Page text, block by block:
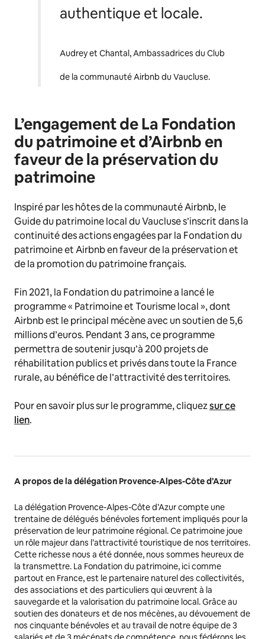
authentique et locale.
Audrey et Chantal, Ambassadrices du Club
de la communauté Airbnb du Vaucluse.
L’engagement de La Fondation
du patrimoine et d’Airbnb en
faveur de la préservation du
patrimoine
Inspiré par les hôtes de la communauté Airbnb,le
Guide du patrimoine local du Vaucluses’inscrit dans la
continuité des actions engagées par la Fondation du
patrimoine et Airbnb en faveur de la préservation et
de la promotion du patrimoine français.
Fin 2021, la Fondation du patrimoine a lancé le
programme « Patrimoine et Tourisme local », dont
Airbnb est le principal mécène avec un soutien de 5,6
millions d’euros. Pendant 3 ans, ce programme
permettra de soutenir jusqu’à 200 projets de
réhabilitation publics et privés dans toute la France
rurale, au bénéfice de l’attractivité des territoires.
Pour en savoir plus sur le programme, cliquezsur ce
lien.
A propos de la délégation Provence-Alpes-Côte d’Azur
La délégation Provence-Alpes-Côte d’Azur compte une
trentaine de délégués bénévoles fortement impliqués pour la
préservation de leur patrimoine régional. Ce patrimoine joue
un rôle majeur dans l’attractivité touristique de nos territoires.
Cette richesse nous a été donnée, nous sommes heureux de
la transmettre. La Fondation du patrimoine, ici comme
partout en France, est le partenaire naturel des collectivités,
des associations et des particuliers qui œuvrent à la
sauvegarde et la valorisation du patrimoine local. Grâce au
soutien des donateurs et de nos mécènes, au dévouement de
nos cinquante bénévoles et au travail de notre équipe de 3